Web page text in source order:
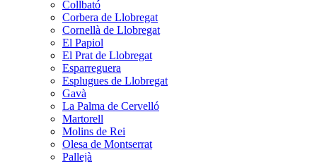
Collbató
Corbera de Llobregat
Cornellà de Llobregat
El Papiol
El Prat de Llobregat
Esparreguera
Esplugues de Llobregat
Gavà
La Palma de Cervelló
Martorell
Molins de Rei
Olesa de Montserrat
Pallejà